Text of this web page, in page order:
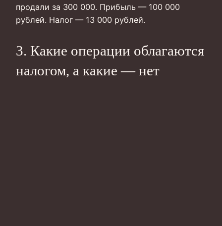
продали за 300 000. Прибыль — 100 000
рублей. Налог — 13 000 рублей.
3. Какие операции облагаются
налогом, а какие — нет